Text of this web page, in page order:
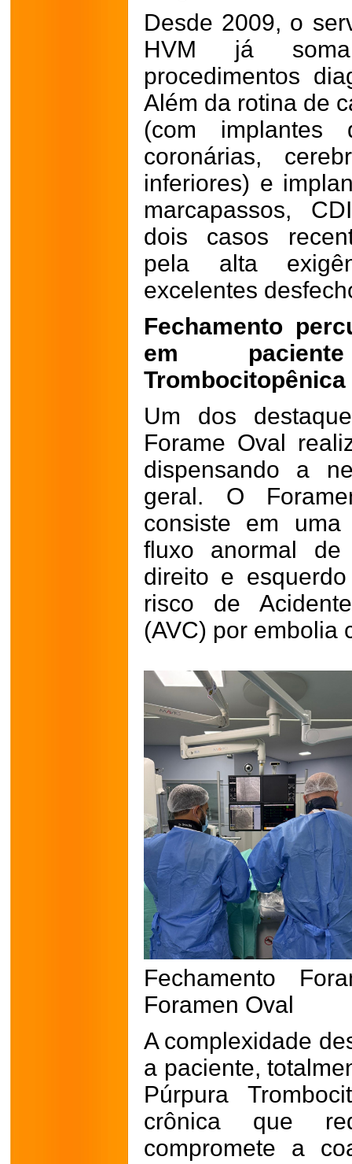
Desde 2009, o
HVM já
procedimentos
Além da rotina de
(com implantes
coronárias,
inferiores) e
marcapassos,
dois casos
pela alta
excelentes
Fechamento
em
Trombocitopênica
Um dos
Forame Oval
dispensando a
geral. O
consiste em
fluxo anormal
direito e
risco de
(AVC) por embolia
Fechamento
Foramen Oval
A complexidade
a paciente,
Púrpura
crônica que
compromete a